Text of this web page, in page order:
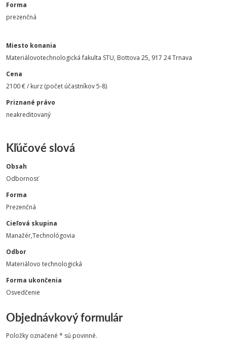
Forma
prezenčná
Miesto konania
Materiálovotechnologická fakulta STU, Bottova 25, 917 24 Trnava
Cena
2100 € / kurz (počet účastníkov 5-8)
Priznané právo
neakreditovaný
Kľúčové slová
Obsah
Odbornosť
Forma
Prezenčná
Cieľová skupina
Manažér,Technológovia
Odbor
Materiálovo technologická
Forma ukončenia
Osvedčenie
Objednávkový formulár
Položky označené * sú povinné.